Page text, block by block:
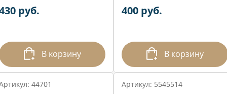
руб.
В корзину
400 руб.
В корзину
44701 Артикул: 5545514